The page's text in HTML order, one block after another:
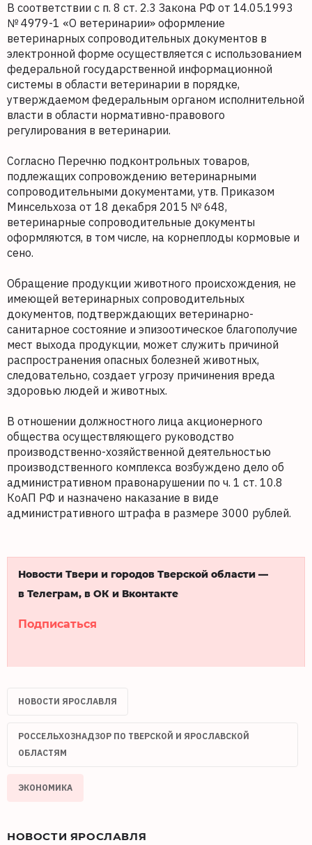
В соответствии с п. 8 ст. 2.3 Закона РФ от 14.05.1993
№ 4979-1 «О ветеринарии» оформление
ветеринарных сопроводительных документов в
электронной форме осуществляется с использованием
федеральной государственной информационной
системы в области ветеринарии в порядке,
утверждаемом федеральным органом исполнительной
власти в области нормативно-правового
регулирования в ветеринарии.
Согласно Перечню подконтрольных товаров,
подлежащих сопровождению ветеринарными
сопроводительными документами, утв. Приказом
Минсельхоза от 18 декабря 2015 № 648,
ветеринарные сопроводительные документы
оформляются, в том числе, на корнеплоды кормовые и
сено.
Обращение продукции животного происхождения, не
имеющей ветеринарных сопроводительных
документов, подтверждающих ветеринарно-
санитарное состояние и эпизоотическое благополучие
мест выхода продукции, может служить причиной
распространения опасных болезней животных,
следовательно, создает угрозу причинения вреда
здоровью людей и животных.
В отношении должностного лица акционерного
общества осуществляющего руководство
производственно-хозяйственной деятельностью
производственного комплекса возбуждено дело об
административном правонарушении по ч. 1 ст. 10.8
КоАП РФ и назначено наказание в виде
административного штрафа в размере 3000 рублей.
Новости Твери и городов Тверской области —
в Телеграм, в ОК и Вконтакте
Подписаться
НОВОСТИ ЯРОСЛАВЛЯ
РОССЕЛЬХОЗНАДЗОР ПО ТВЕРСКОЙ И ЯРОСЛАВСКОЙ
ОБЛАСТЯМ
ЭКОНОМИКА
НОВОСТИ ЯРОСЛАВЛЯ